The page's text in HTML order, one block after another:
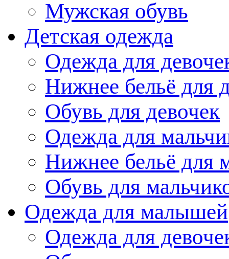
Мужская обувь
Детская одежда
Одежда для
Нижнее бельё для
Обувь для девочек
Одежда для
Нижнее бельё для
Обувь для
Одежда для малышей
Одежда для